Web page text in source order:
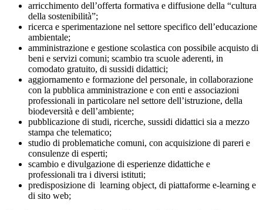
arricchimento dell’offerta formativa e diffusione della “cultura
della sostenibilità”;
ricerca e sperimentazione nel settore specifico dell’educazione
ambientale;
amministrazione e gestione scolastica con possibile acquisto di
beni e servizi comuni; scambio tra scuole aderenti, in
comodato gratuito, di sussidi didattici;
aggiornamento e formazione del personale, in collaborazione
con la pubblica amministrazione e con enti e associazioni
professionali in particolare nel settore dell’istruzione, della
biodeversità e dell’ambiente;
pubblicazione di studi, ricerche, sussidi didattici sia a mezzo
stampa che telematico;
studio di problematiche comuni, con acquisizione di pareri e
consulenze di esperti;
scambio e divulgazione di esperienze didattiche e
professionali tra i diversi istituti;
predisposizione di learning object, di piattaforme e-learning e
di sito web;